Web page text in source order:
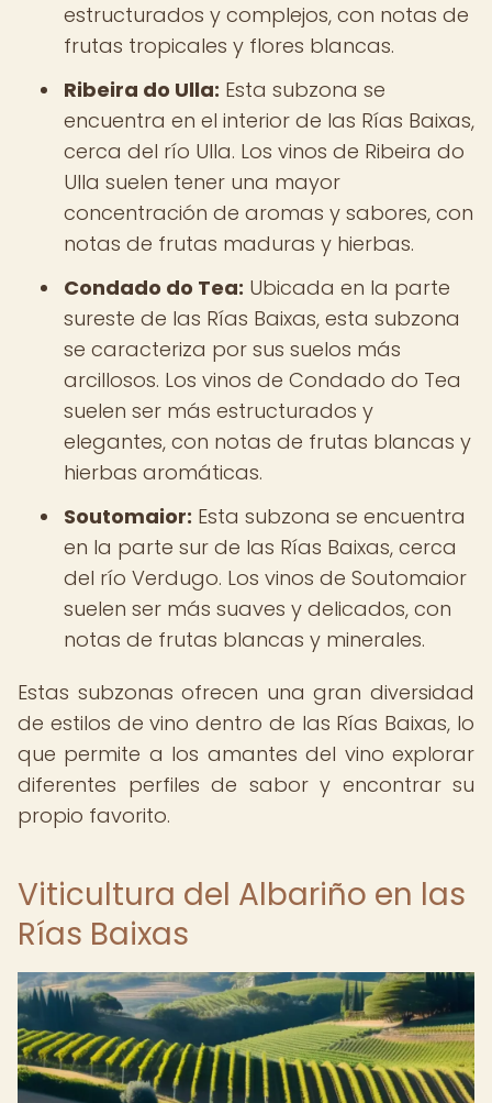
estructurados y complejos, con notas de
frutas tropicales y flores blancas.
Ribeira do Ulla: Esta subzona se
encuentra en el interior de las Rías Baixas,
cerca del río Ulla. Los vinos de Ribeira do
Ulla suelen tener una mayor
concentración de aromas y sabores, con
notas de frutas maduras y hierbas.
Condado do Tea: Ubicada en la parte
sureste de las Rías Baixas, esta subzona
se caracteriza por sus suelos más
arcillosos. Los vinos de Condado do Tea
suelen ser más estructurados y
elegantes, con notas de frutas blancas y
hierbas aromáticas.
Soutomaior: Esta subzona se encuentra
en la parte sur de las Rías Baixas, cerca
del río Verdugo. Los vinos de Soutomaior
suelen ser más suaves y delicados, con
notas de frutas blancas y minerales.
Estas subzonas ofrecen una gran diversidad
de estilos de vino dentro de las Rías Baixas, lo
que permite a los amantes del vino explorar
diferentes perfiles de sabor y encontrar su
propio favorito.
Viticultura del Albariño en las
Rías Baixas